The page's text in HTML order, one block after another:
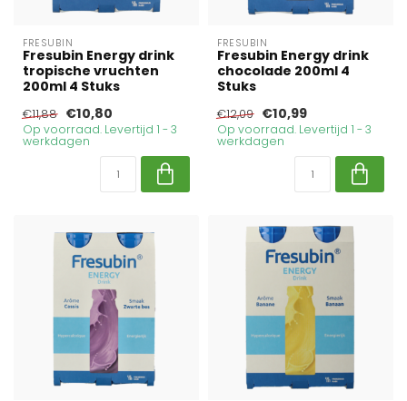
FRESUBIN
Fresubin Energy drink
tropische vruchten
200ml 4 Stuks
€11,88 €10,80
Op voorraad. Levertijd 1 - 3
werkdagen
FRESUBIN
Fresubin Energy drink
chocolade 200ml 4
Stuks
€12,09 €10,99
Op voorraad. Levertijd 1 - 3
werkdagen